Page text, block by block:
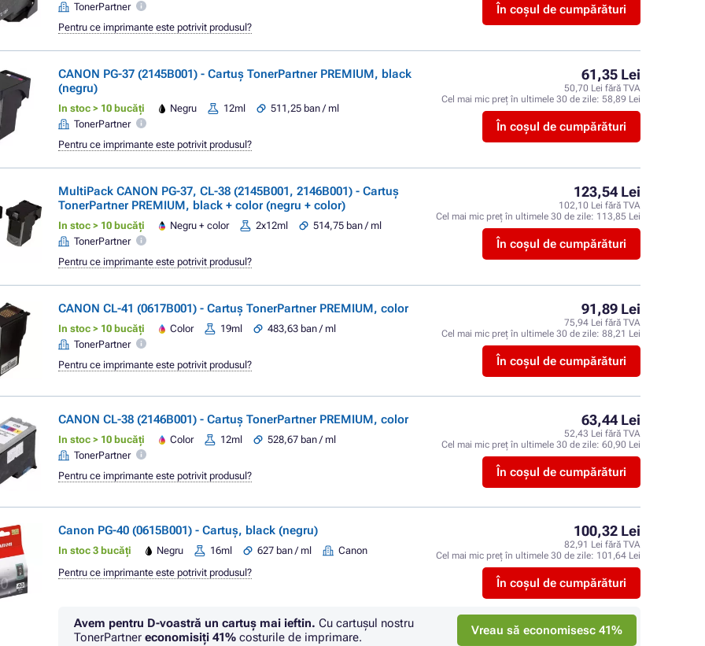
TonerPartner
În coșul de cumpărături
Pentru ce imprimante este potrivit produsul?
CANON PG-37 (2145B001) - Cartuș TonerPartner PREMIUM, black
(negru)
In stoc > 10 bucăți Negru 12ml
511,25 ban / ml
TonerPartner
61,35 Lei
50,70 Lei fără TVA
Cel mai mic preț în ultimele 30 de zile: 58,89 Lei
În coșul de cumpărături
Pentru ce imprimante este potrivit produsul?
MultiPack CANON PG-37, CL-38 (2145B001, 2146B001) - Cartuș
TonerPartner PREMIUM, black + color (negru + color)
In stoc > 10 bucăți Negru + color 2x12ml
514,75 ban / ml
TonerPartner
123,54 Lei
102,10 Lei fără TVA
Cel mai mic preț în ultimele 30 de zile: 113,85 Lei
În coșul de cumpărături
Pentru ce imprimante este potrivit produsul?
CANON CL-41 (0617B001) - Cartuș TonerPartner PREMIUM, color
In stoc > 10 bucăți Color 19ml
483,63 ban / ml
TonerPartner
91,89 Lei
75,94 Lei fără TVA
Cel mai mic preț în ultimele 30 de zile: 88,21 Lei
În coșul de cumpărături
Pentru ce imprimante este potrivit produsul?
CANON CL-38 (2146B001) - Cartuș TonerPartner PREMIUM, color
In stoc > 10 bucăți Color 12ml
528,67 ban / ml
TonerPartner
63,44 Lei
52,43 Lei fără TVA
Cel mai mic preț în ultimele 30 de zile: 60,90 Lei
În coșul de cumpărături
Pentru ce imprimante este potrivit produsul?
Canon PG-40 (0615B001) - Cartuș, black (negru)
In stoc 3 bucăți Negru 16ml 627 ban / ml Canon
100,32 Lei
82,91 Lei fără TVA
Cel mai mic preț în ultimele 30 de zile: 101,64 Lei
În coșul de cumpărături
Pentru ce imprimante este potrivit produsul?
Avem pentru D-voastră un cartuș mai ieftin. Cu cartuşul nostru
TonerPartner economisiţi 41% costurile de imprimare. Vreau să economisesc 41%